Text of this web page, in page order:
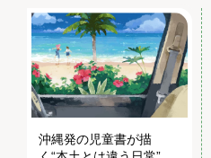
沖縄発の児童書が描